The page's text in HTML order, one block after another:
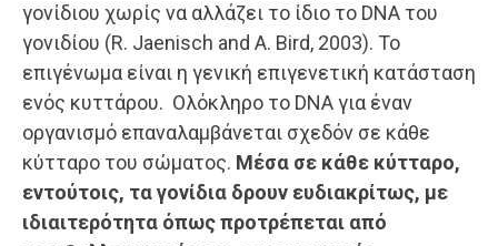
γονίδιου χωρίς να αλλάζει το ίδιο το DNA του
γονιδίου (R. Jaenisch and A. Bird, 2003). Το
επιγένωμα είναι η γενική επιγενετική κατάσταση
ενός κυττάρου. Ολόκληρο το DNA για έναν
οργανισμό επαναλαμβάνεται σχεδόν σε κάθε
κύτταρο του σώματος. Μέσα σε κάθε κύτταρο,
εντούτοις, τα γονίδια δρουν ευδιακρίτως, με
ιδιαιτερότητα όπως προτρέπεται από